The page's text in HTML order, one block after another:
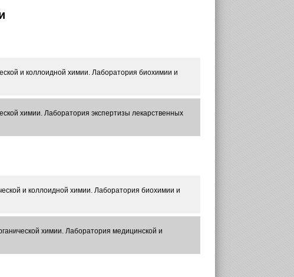
и коллоидной химии. Лаборатория биохимии и
химии. Лаборатория экспертизы лекарственных
и коллоидной химии. Лаборатория биохимии и
химии. Лаборатория медицинской и